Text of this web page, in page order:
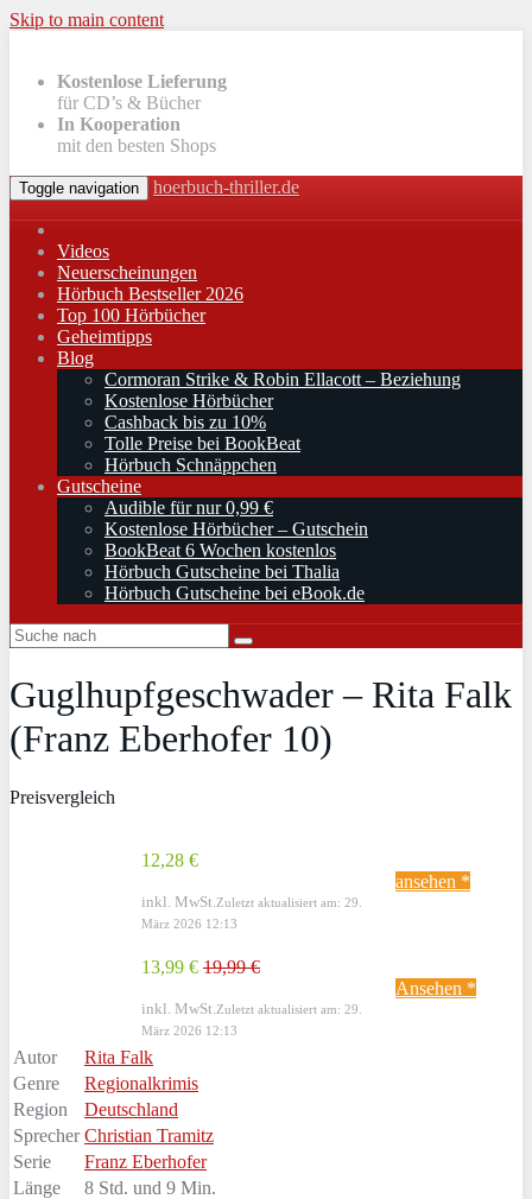
Skip to main content
Kostenlose Lieferung
für CD’s & Bücher
In Kooperation
mit den besten Shops
Toggle navigation hoerbuch-thriller.de
Videos
Neuerscheinungen
Hörbuch Bestseller 2026
Top 100 Hörbücher
Geheimtipps
Blog
Cormoran Strike & Robin Ellacott – Beziehung
Kostenlose Hörbücher
Cashback bis zu 10%
Tolle Preise bei BookBeat
Hörbuch Schnäppchen
Gutscheine
Audible für nur 0,99 €
Kostenlose Hörbücher – Gutschein
BookBeat 6 Wochen kostenlos
Hörbuch Gutscheine bei Thalia
Hörbuch Gutscheine bei eBook.de
Guglhupfgeschwader – Rita Falk
(Franz Eberhofer 10)
Preisvergleich
12,28 €
inkl. MwSt. Zuletzt aktualisiert am: 29.
März 2026 12:13
ansehen *
13,99 € 19,99 €
inkl. MwSt. Zuletzt aktualisiert am: 29.
März 2026 12:13
Ansehen *
Autor
Rita Falk
Genre
Regionalkrimis
Region
Deutschland
Sprecher Christian Tramitz
Serie
Franz Eberhofer
Länge
8 Std. und 9 Min.